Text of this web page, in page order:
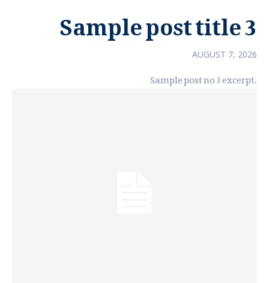
Sample post title 3
AUGUST 7, 2026
Sample post no 3 excerpt.